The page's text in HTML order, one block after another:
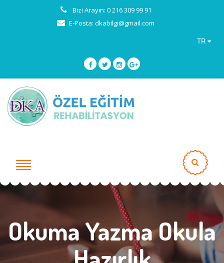
Bizi Arayın: 0 216 309 99 91
E-Posta: dkabilgi@gmail.com
TR
Okuma Yazma Okula